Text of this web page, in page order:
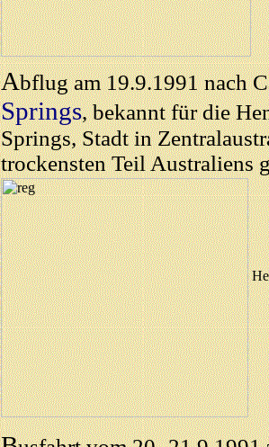
Abflug am 19.9.1991 nach
Springs, bekannt für die
Springs, Stadt in
trockensten Teil Australiens